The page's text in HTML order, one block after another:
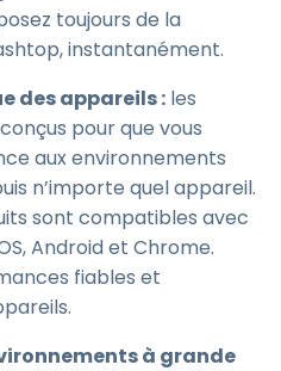
toujours de la
instantanément.
des appareils : les
pour que vous
aux environnements
n’importe quel appareil.
sont compatibles avec
Android et Chrome.
fiables et
à grande